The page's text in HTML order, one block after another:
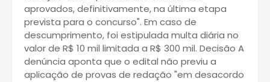
aprovados, definitivamente, na última etapa
prevista para o concurso". Em caso de
descumprimento, foi estipulada multa diária no
valor de R$ 10 mil limitada a R$ 300 mil. Decisão A
denúncia aponta que o edital não previu a
aplicação de provas de redação "em desacordo